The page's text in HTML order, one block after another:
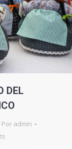
DEL
Por admin